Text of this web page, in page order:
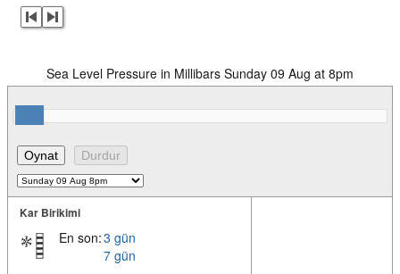
Sea Level Pressure in Millibars Sunday 09 Aug at 8pm
Kar Birikimi
En son:3 gün
7 gün